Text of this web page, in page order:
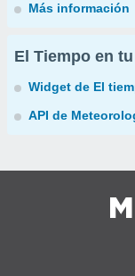
Más información
El Tiempo en
Widget de El
API de